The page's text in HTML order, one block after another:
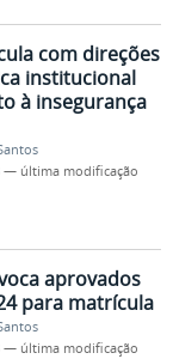
com direções
institucional
à insegurança
— última modificação
aprovados
para matrícula
— última modificação